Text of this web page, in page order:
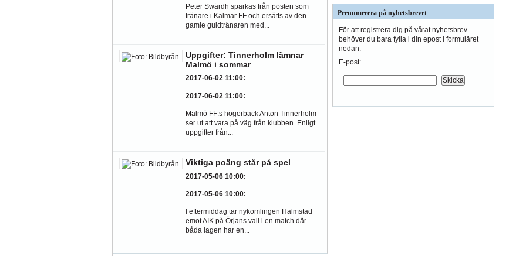
Peter Swärdh sparkas från posten som
tränare i Kalmar FF och ersätts av den
gamle guldtränaren med...
Uppgifter: Tinnerholm lämnar
Malmö i sommar
2017-06-02 11:00:
2017-06-02 11:00:
Malmö FF:s högerback Anton Tinnerholm
ser ut att vara på väg från klubben. Enligt
uppgifter från...
Viktiga poäng står på spel
2017-05-06 10:00:
2017-05-06 10:00:
I eftermiddag tar nykomlingen Halmstad
emot AIK på Örjans vall i en match där
båda lagen har en...
Prenumerera på nyhetsbrevet
För att registrera dig på vårat nyhetsbrev
behöver du bara fylla i din epost i formuläret
nedan.
E-post: